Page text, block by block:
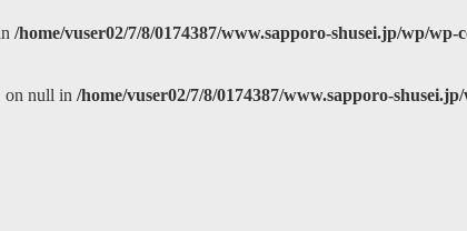
/home/vuser02/7/8/0174387/www.sapporo-shusei.jp/wp/wp-
on null in /home/vuser02/7/8/0174387/www.sapporo-